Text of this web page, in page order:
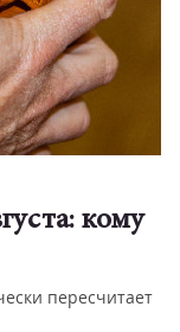
кому
пересчитает